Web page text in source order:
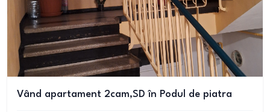
Vând apartament 2cam,SD în Podul de piatra